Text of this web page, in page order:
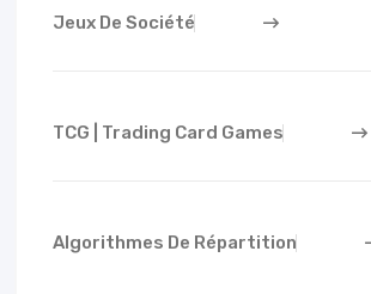
Jeux De Société
TCG | Trading Card Games
Algorithmes De Répartition